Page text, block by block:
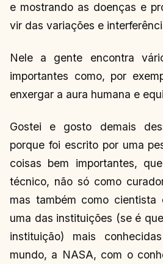
e mostrando as doenças e
vir das variações e
Nele a gente encontra
importantes como, por
enxergar a aura humana e
Gostei e gosto demais
porque foi escrito por uma
coisas bem importantes,
técnico, não só como
mas também como
uma das instituições (se é
instituição) mais
mundo, a NASA, com o